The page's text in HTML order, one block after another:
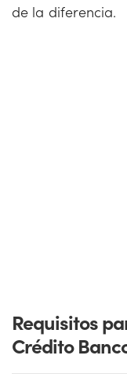
de la diferencia.
Requisitos
Crédito